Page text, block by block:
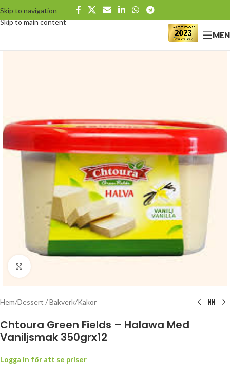
Skip to navigation
Skip to main content
Klicka för att förstora
Hem/Dessert / Bakverk/Kakor
Chtoura Green Fields – Halawa Med
Vaniljsmak 350grx12
Logga in för att se priser